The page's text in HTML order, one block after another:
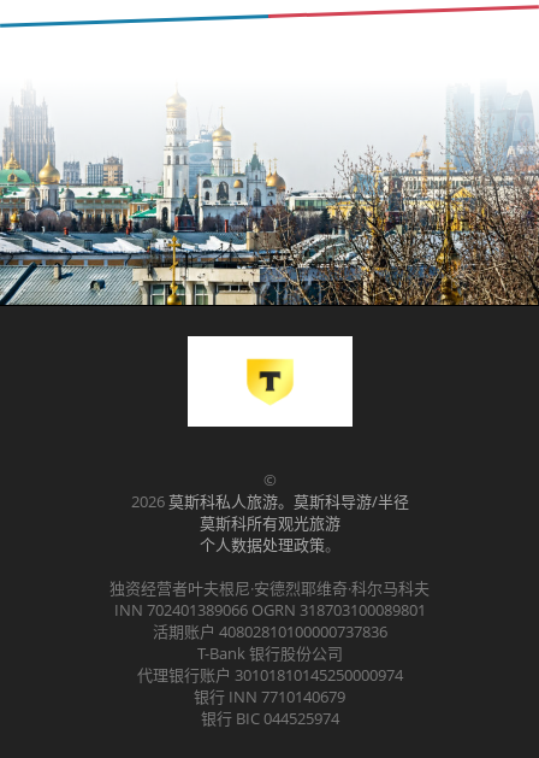
©
2026莫斯科私人旅游。莫斯科导游/半径
莫斯科所有观光旅游
个人数据处理政策。
独资经营者叶夫根尼·安德烈耶维奇·科尔马科夫
INN 702401389066 OGRN 318703100089801
活期账户 40802810100000737836
T-Bank 银行股份公司
代理银行账户 30101810145250000974
银行 INN 7710140679
银行 BIC 044525974